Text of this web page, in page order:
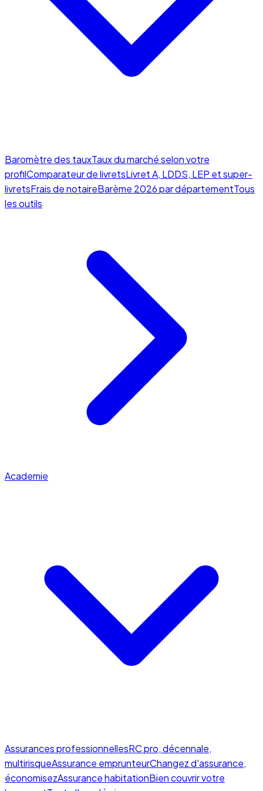
Baromètre des tauxTaux du marché selon votre
profilComparateur de livretsLivret A, LDDS, LEP et super-
livretsFrais de notaireBarème 2026 par départementTous
les outils
Academie
Assurances professionnellesRC pro, décennale,
multirisqueAssurance emprunteurChangez d'assurance,
économisezAssurance habitationBien couvrir votre